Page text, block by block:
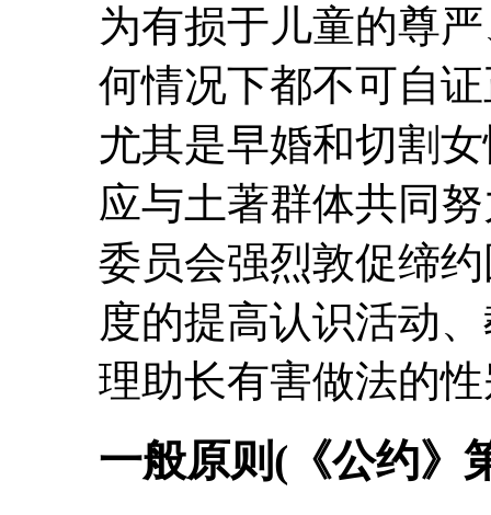
为有损于儿童的尊
何情况下都不可自
尤其是早婚和切割
应与土著群体共同
委员会强烈敦促缔
度的提高认识活动
理助长有害做法的
一般原则(《公约》